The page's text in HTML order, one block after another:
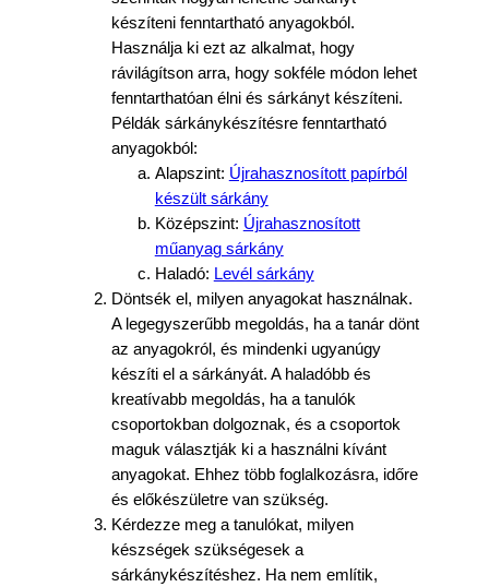
készíteni fenntartható anyagokból.
Használja ki ezt az alkalmat, hogy
rávilágítson arra, hogy sokféle módon lehet
fenntarthatóan élni és sárkányt készíteni.
Példák sárkánykészítésre fenntartható
anyagokból:
Alapszint: Újrahasznosított papírból
készült sárkány
Középszint: Újrahasznosított
műanyag sárkány
Haladó: Levél sárkány
Döntsék el, milyen anyagokat használnak.
A legegyszerűbb megoldás, ha a tanár dönt
az anyagokról, és mindenki ugyanúgy
készíti el a sárkányát. A haladóbb és
kreatívabb megoldás, ha a tanulók
csoportokban dolgoznak, és a csoportok
maguk választják ki a használni kívánt
anyagokat. Ehhez több foglalkozásra, időre
és előkészületre van szükség.
Kérdezze meg a tanulókat, milyen
készségek szükségesek a
sárkánykészítéshez. Ha nem említik,